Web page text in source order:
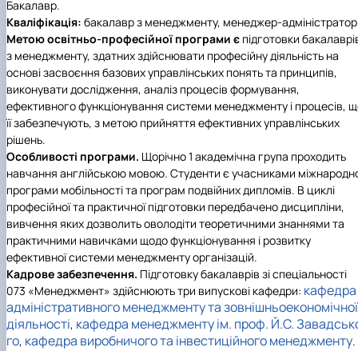
Бакалавр.
Кваліфікація: бакалавр з менеджменту, менеджер-
Метою освітньо-професійної програми є підготовки
з менеджменту, здатних здійснювати професійну діяльність на
основі засвоєння базових управлінських понять та принципів,
виконувати дослідження, аналіз процесів формування,
ефективного функціонування системи менеджменту і процесів,
її забезпечують, з метою прийняття ефективних управлінських
рішень.
Особливості програми. Щорічно 1 академічна група проходить
навчання англійською мовою. Студенти є учасниками
програми мобільності та програм подвійних дипломів. В циклі
професійної та практичної підготовки передбачено дисципліни,
вивчення яких дозволить оволодіти теоретичними знаннями та
практичними навичками щодо функціонування і розвитку
ефективної системи менеджменту організацій.
Кадрове забезпечення. Підготовку бакалаврів зі спеціальності
073 «Менеджмент» здійснюють три випускові кафедри: кафедра
адміністративного менеджменту та зовнішньоекономічної
діяльності, кафедра менеджменту ім. проф. Й.С.
го, кафедра виробничого та інвестиційного менеджменту.